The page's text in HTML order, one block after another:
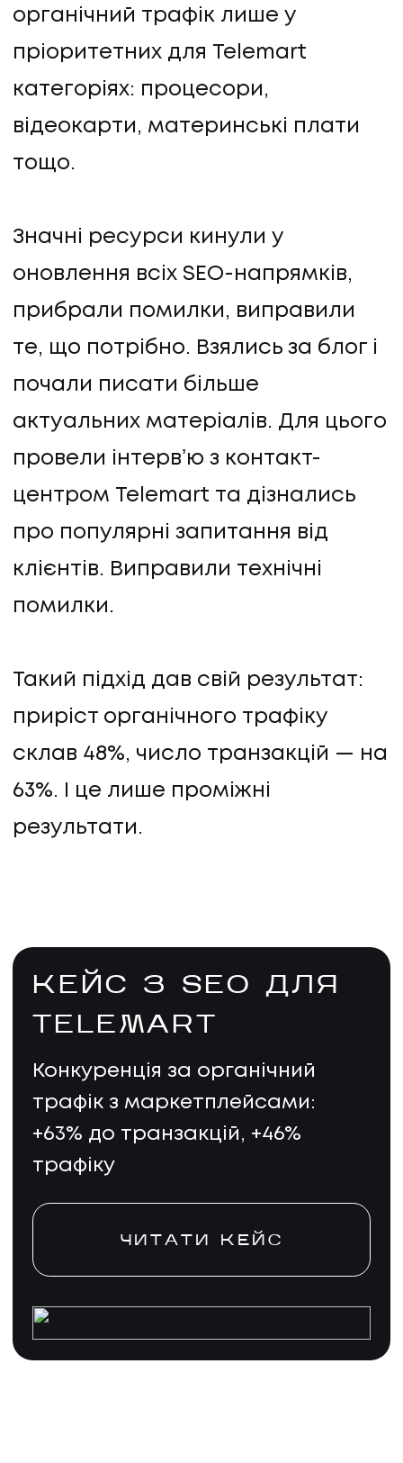
органічний трафік лише у
пріоритетних для Telemart
категоріях: процесори,
відеокарти, материнські плати
тощо.
Значні ресурси кинули у
оновлення всіх SEO-напрямків,
прибрали помилки, виправили
те, що потрібно. Взялись за блог і
почали писати більше
актуальних матеріалів. Для цього
провели інтервʼю з контакт-
центром Telemart та дізнались
про популярні запитання від
клієнтів. Виправили технічні
помилки.
Такий підхід дав свій результат:
приріст органічного трафіку
склав 48%, число транзакцій — на
63%. І це лише проміжні
результати.
КЕЙС З SEO ДЛЯ
TELEMART
Конкуренція за органічний
трафік з маркетплейсами:
+63% до транзакцій, +46%
трафіку
ЧИТАТИ КЕЙС
ПОСЛУГИ
ПОСЛУГИ
КАР'ЄРА
КАР'ЄРА
КЕЙСИ
БЛОГ
БЛОГ
КЛІЄНТИ
КОНТАКТИ
ПРО НАС
ПРО НАС